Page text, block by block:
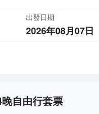
出發日期
2026年08月07日
自由行套票